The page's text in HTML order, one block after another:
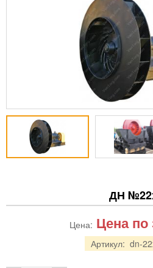
ДН
Артикул: dn-
Цена: Цена по